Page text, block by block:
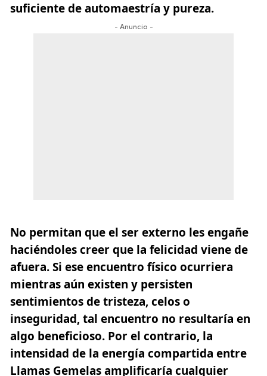
suficiente de automaestría y pureza.
- Anuncio -
No permitan que el ser externo les engañe
haciéndoles creer que la felicidad viene de
afuera. Si ese encuentro físico ocurriera
mientras aún existen y persisten
sentimientos de tristeza, celos o
inseguridad, tal encuentro no resultaría en
algo beneficioso. Por el contrario, la
intensidad de la energía compartida entre
Llamas Gemelas amplificaría cualquier